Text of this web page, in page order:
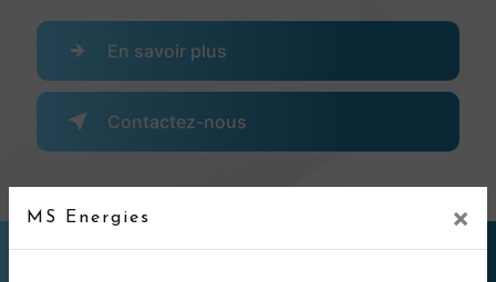
MS Energies ×
En savoir plus
Contactez-nous